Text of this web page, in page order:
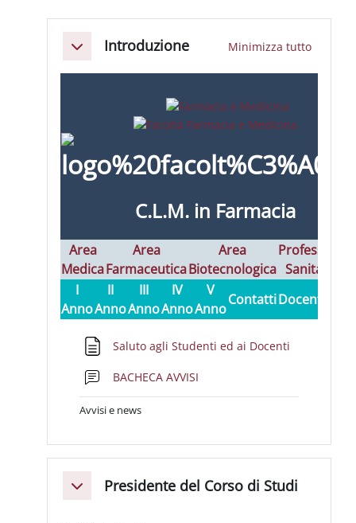
MinimizzaIntroduzione Minimizza tutto
C.L.M. in Farmacia
Area
Medica
Area
Farmaceutica
Area
Biotecnologica
Professioni
Sanitarie
I
Anno
II
Anno
III
Anno
IV
Anno
V
Anno
ContattiDocenti
Saluto agli Studenti ed ai Docenti
BACHECA AVVISI
Avvisi e news
MinimizzaPresidente del Corso di Studi